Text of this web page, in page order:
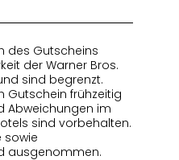
des Gutscheins
der Warner Bros.
sind begrenzt.
Gutschein frühzeitig
Abweichungen im
sind vorbehalten.
sowie
ausgenommen.